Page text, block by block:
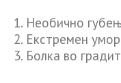
1. Необично
2. Екстремен
3. Болка во